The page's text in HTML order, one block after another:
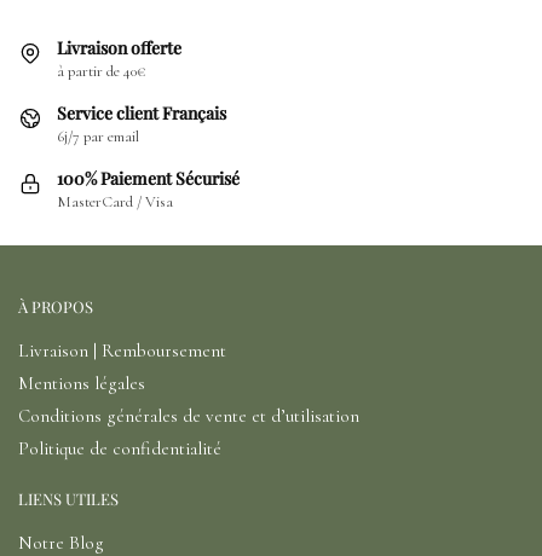
Livraison offerte
à partir de 40€
Service client Français
6j/7 par email
100% Paiement Sécurisé
MasterCard / Visa
À PROPOS
Livraison | Remboursement
Mentions légales
Conditions générales de vente et d’utilisation
Politique de confidentialité
LIENS UTILES
Notre Blog